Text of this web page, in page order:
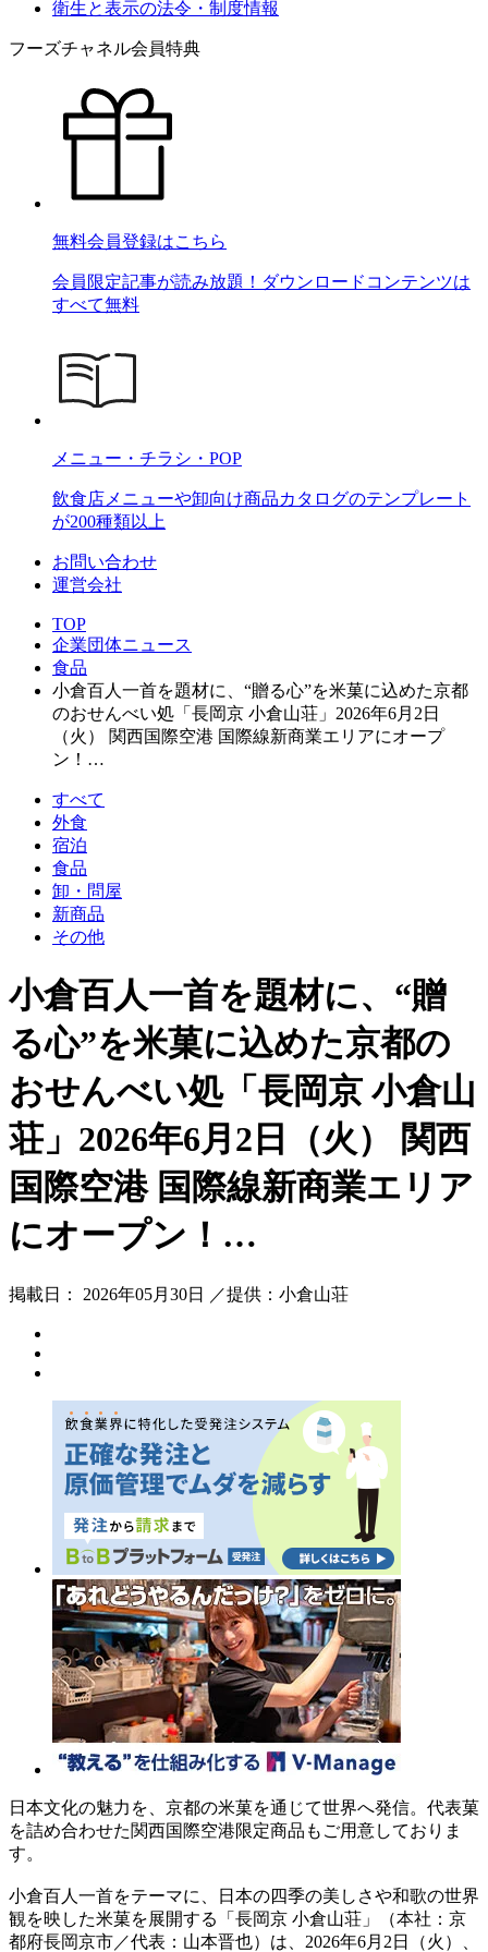
衛生と表示の法令・制度情報
フーズチャネル会員特典
無料会員登録はこちら
会員限定記事が読み放題！ダウンロードコンテンツは
すべて無料
メニュー・チラシ・POP
飲食店メニューや卸向け商品カタログのテンプレート
が200種類以上
お問い合わせ
運営会社
TOP
企業団体ニュース
食品
小倉百人一首を題材に、“贈る心”を米菓に込めた京都
のおせんべい処「長岡京 小倉山荘」2026年6月2日
（火） 関西国際空港 国際線新商業エリアにオープ
ン！…
すべて
外食
宿泊
食品
卸・問屋
新商品
その他
小倉百人一首を題材に、“贈
る心”を米菓に込めた京都の
おせんべい処「長岡京 小倉山
荘」2026年6月2日（火） 関西
国際空港 国際線新商業エリア
にオープン！…
掲載日： 2026年05月30日 ／提供：小倉山荘
日本文化の魅力を、京都の米菓を通じて世界へ発信。代表菓
を詰め合わせた関西国際空港限定商品もご用意しておりま
す。
小倉百人一首をテーマに、日本の四季の美しさや和歌の世界
観を映した米菓を展開する「長岡京 小倉山荘」（本社：京
都府長岡京市／代表：山本晋也）は、2026年6月2日（火）、